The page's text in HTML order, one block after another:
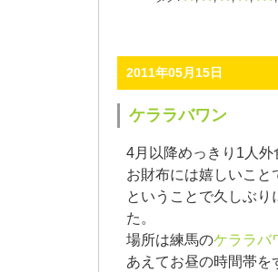
2011年05月15日
ケララバワン
4月以降めっきり1人
お財布には嬉しいこ
ということで久しぶ
た。
場所は練馬のケララバ
あえてお昼の時間帯